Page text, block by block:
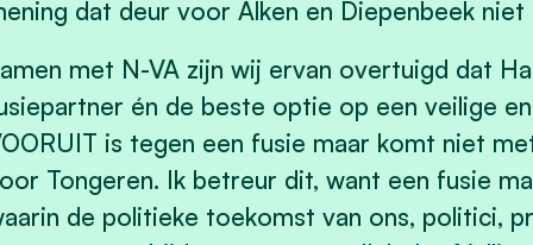
dat deur voor Alken en Diepenbeek
met N-VA zijn wij ervan overtuigd dat
én de beste optie op een veilige
is tegen een fusie maar komt niet
Tongeren. Ik betreur dit, want een fusie
de politieke toekomst van ons, politici,